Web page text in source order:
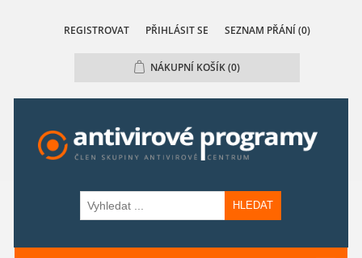
REGISTROVAT PŘIHLÁSIT SE SEZNAM PŘÁNÍ (0)
NÁKUPNÍ KOŠÍK(0)
HLEDAT